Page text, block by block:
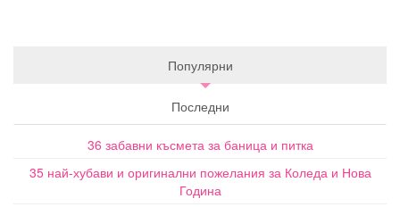
Популярни
Последни
36 забавни късмета за баница и питка
35 най-хубави и оригинални пожелания за Коледа и Нова
Година